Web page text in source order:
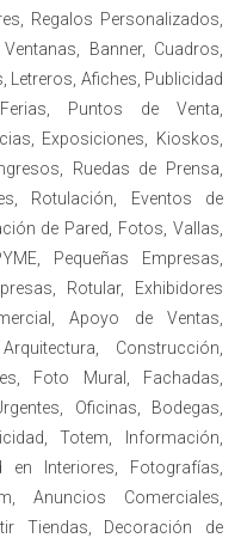
Regalos Personalizados,
Banner, Cuadros,
Letreros, Afiches, Publicidad
Puntos de Venta,
Exposiciones, Kioskos,
Ruedas de Prensa,
Rotulación, Eventos de
de Pared, Fotos, Vallas,
Pequeñas Empresas,
Rotular, Exhibidores
Apoyo de Ventas,
Construcción,
Foto Mural, Fachadas,
Oficinas, Bodegas,
Totem, Información,
en Interiores, Fotografías,
Anuncios Comerciales,
Tiendas, Decoración de